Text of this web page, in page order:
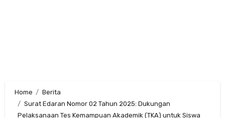
Home
Berita
Surat Edaran Nomor 02 Tahun 2025: Dukungan
Pelaksanaan Tes Kemampuan Akademik (TKA) untuk Siswa